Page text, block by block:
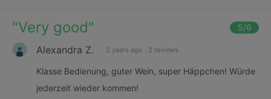
"Very good" 5/6
Alexandra Z. 2 years ago · 2 reviews
Klasse Bedienung, guter Wein, super Häppchen! Würde
jederzeit wieder kommen!